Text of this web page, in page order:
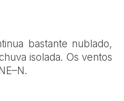
bastante nublado,
isolada. Os ventos